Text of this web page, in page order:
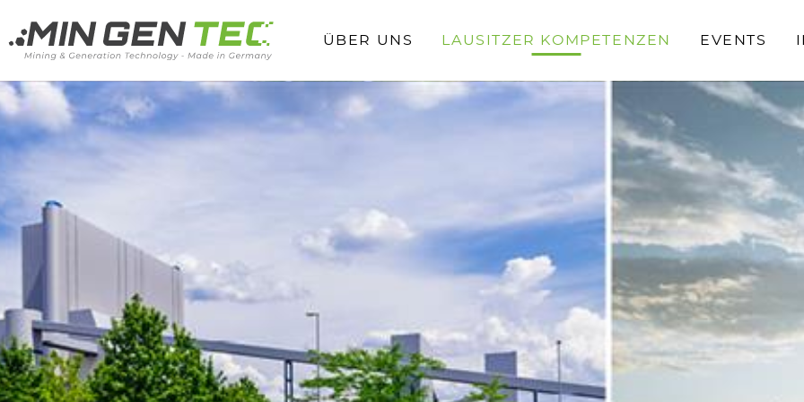
ÜBER UNS LAUSITZER KOMPETENZEN EVENTS